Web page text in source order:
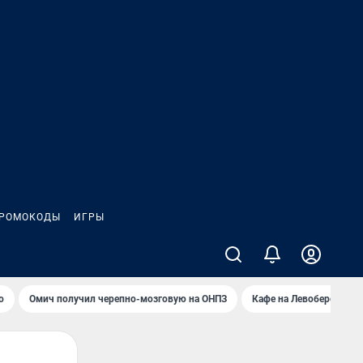
ИГРЫ
Омич получил черепно-мозговую на ОНПЗ Кафе на Левобережье